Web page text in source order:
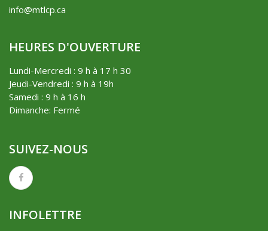
info@mtlcp.ca
HEURES D'OUVERTURE
Lundi-Mercredi : 9 h à 17 h 30
Jeudi-Vendredi : 9 h à 19h
Samedi : 9 h à 16 h
Dimanche: Fermé
SUIVEZ-NOUS
INFOLETTRE